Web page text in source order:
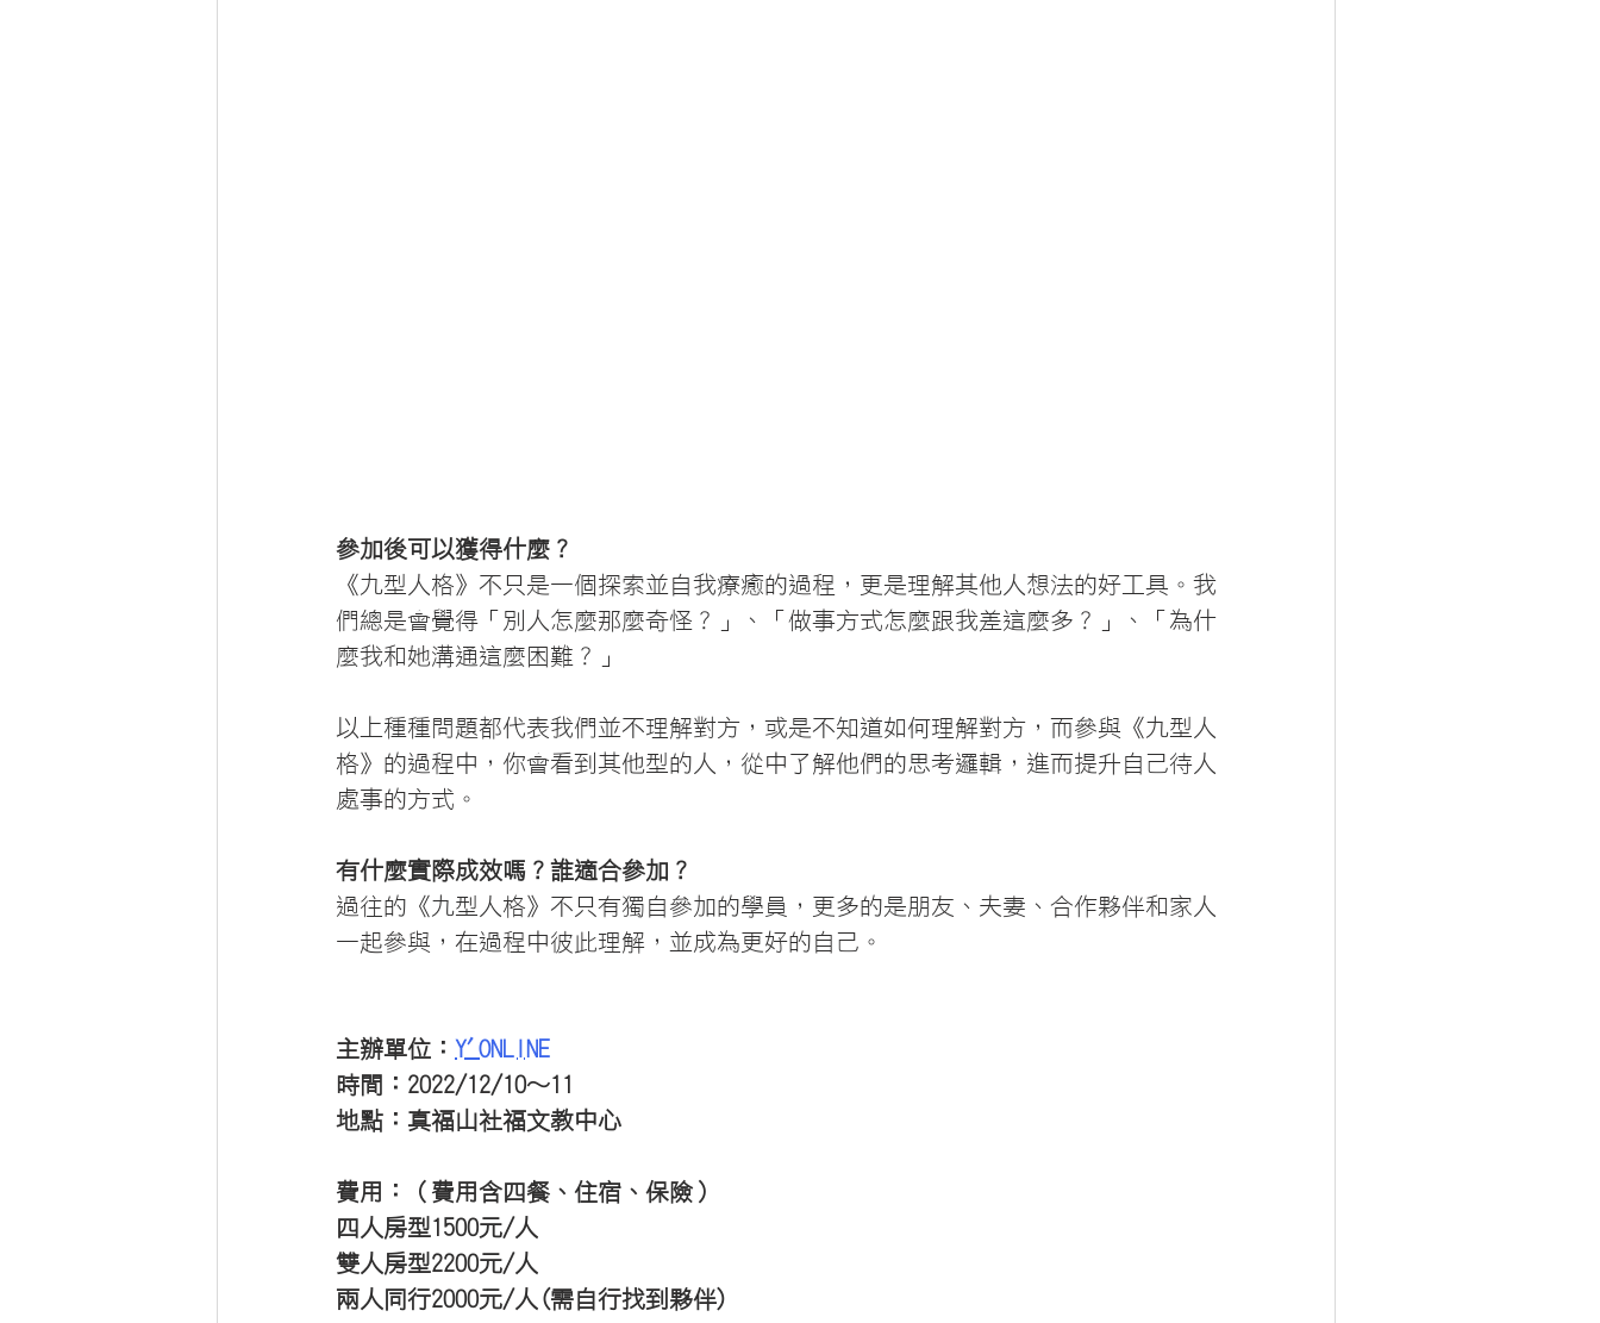
參加後可以獲得什麼？
《九型人格》不只是一個探索並自我療癒的過程，更是理解其他人想法的好工具。我
們總是會覺得「別人怎麼那麼奇怪？」、「做事方式怎麼跟我差這麼多？」、「為什
麼我和她溝通這麼困難？」
以上種種問題都代表我們並不理解對方，或是不知道如何理解對方，而參與《九型人
格》的過程中，你會看到其他型的人，從中了解他們的思考邏輯，進而提升自己待人
處事的方式。
有什麼實際成效嗎？誰適合參加？
過往的《九型人格》不只有獨自參加的學員，更多的是朋友、夫妻、合作夥伴和家人
一起參與，在過程中彼此理解，並成為更好的自己。
主辦單位： Y'ONLINE
時間：2022/12/10～11
地點：真福山社福文教中心
費用：（費用含四餐、住宿、保險）
四人房型1500元/人
雙人房型2200元/人
兩人同行2000元/人(需自行找到夥伴)